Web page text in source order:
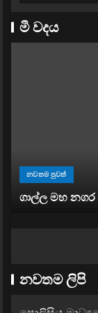
මී වදය
නවතම පුවත්
ගාල්ල මහ
නවතම ලිපි